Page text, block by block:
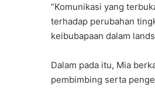
“Komunikasi yang
terhadap perubahan
keibubapaan dalam
Dalam pada itu, Mia
pembimbing serta